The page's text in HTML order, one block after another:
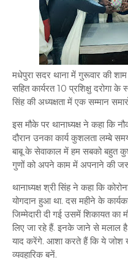
मधेपुरा सदर थाना में गुरूवार की
सहित कार्यरत 10 प्रशिक्षु दरोगा
सिंह की अध्यक्षता में एक सम्मान
इस मौके पर थानाध्यक्ष ने कहा कि
दौरान उनका कार्य कुशलता लम्बे
बाबू के सेवाकाल में हम सबको बहुत
गुणों को अपने काम में अपनाने की
थानाध्यक्ष श्री सिंह ने कहा कि
योगदान हुआ था. दस महीने के
जिम्मेदारी दी गई उसमें शिकायत का
लिए जा रहे हैं. इनके जाने से मलाल है
याद करेंगे. आशा करते हैं कि ये जोश
व्यवहारिक बनें.